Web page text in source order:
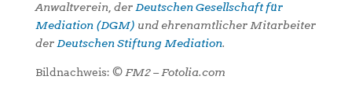
Anwaltverein, der Deutschen Gesellschaft für
Mediation (DGM) und ehrenamtlicher Mitarbeiter
der Deutschen Stiftung Mediation.
Bildnachweis: © FM2 – Fotolia.com